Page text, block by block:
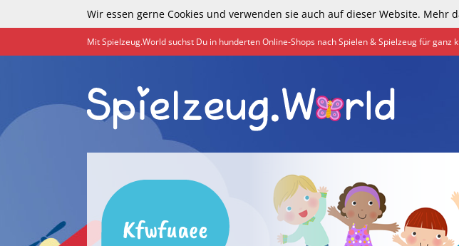
Wir essen gerne Cookies und verwenden sie auch auf dieser Website. Mehr
Mit Spielzeug.World suchst Du in hunderten Online-Shops nach Spielen & Spielzeug für ganz
Kfwfuaee